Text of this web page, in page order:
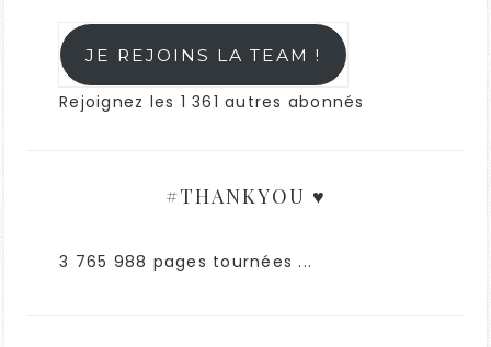
JE REJOINS LA TEAM !
Rejoignez les 1 361 autres abonnés
#THANKYOU ♥
3 765 988 pages tournées ...